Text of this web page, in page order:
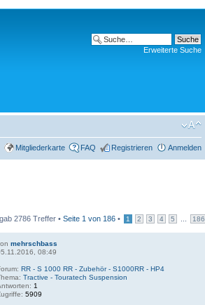
Erweiterte Suche
Mitgliederkarte FAQ Registrieren Anmelden
2786 Treffer • Seite 1 von 186 • 1 2 3 4 5 186
mehrschbass
08:49
RR - S 1000 RR - Zubehör - S1000RR - HP4
Tractive - Touratech Suspension
1
5909